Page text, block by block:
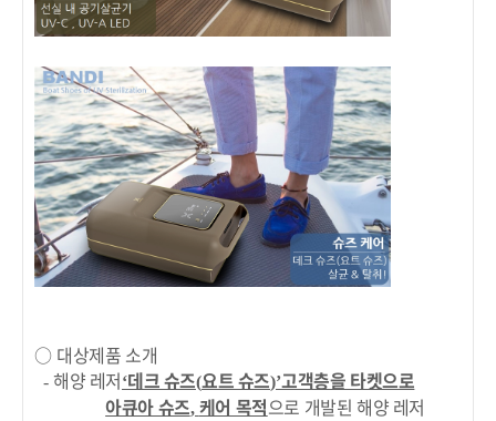
○ 대상제품 소개
- 해양 레저‘데크 슈즈(요트 슈즈)’고객층을 타켓으로
아큐아 슈즈, 케어 목적으로 개발된 해양 레저